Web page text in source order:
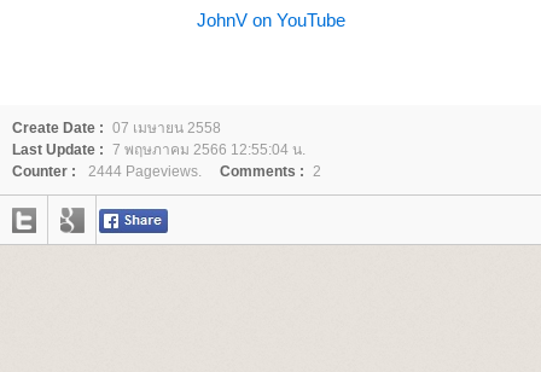
JohnV on YouTube
Create Date : 07 เมษายน 2558
Last Update : 7 พฤษภาคม 2566 12:55:04 น.
Counter :
2444 Pageviews. Comments : 2